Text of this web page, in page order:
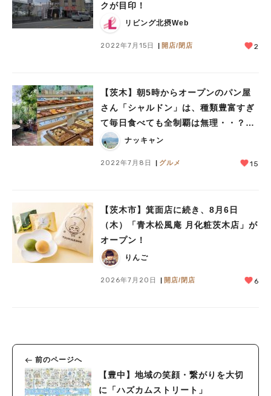
クが目印！
リビング北摂Web
2022年7月15日 開店/閉店 2
【茨木】朝5時からオープンのパン屋
さん「シャルドン」は、種類豊富すぎ
て毎日食べても全制覇は無理・・？！
（教えたい／教えて）
ナッキャン
2022年7月8日 グルメ 15
【茨木市】箕面店に続き、8月6日
（木）「青木松風庵 月化粧茨木店」が
オープン！
りんご
2026年7月20日 開店/閉店 6
前のページへ
【豊中】地域の笑顔・繋がりを大切
に「ハズカムストリート」
#今週どこいく？#自然とふれあう#ランチ#カフェ#まとめ
#教えたい／教えて投稿記事#大阪学院大 商品開発プロジェクト
#あなたはどっち？